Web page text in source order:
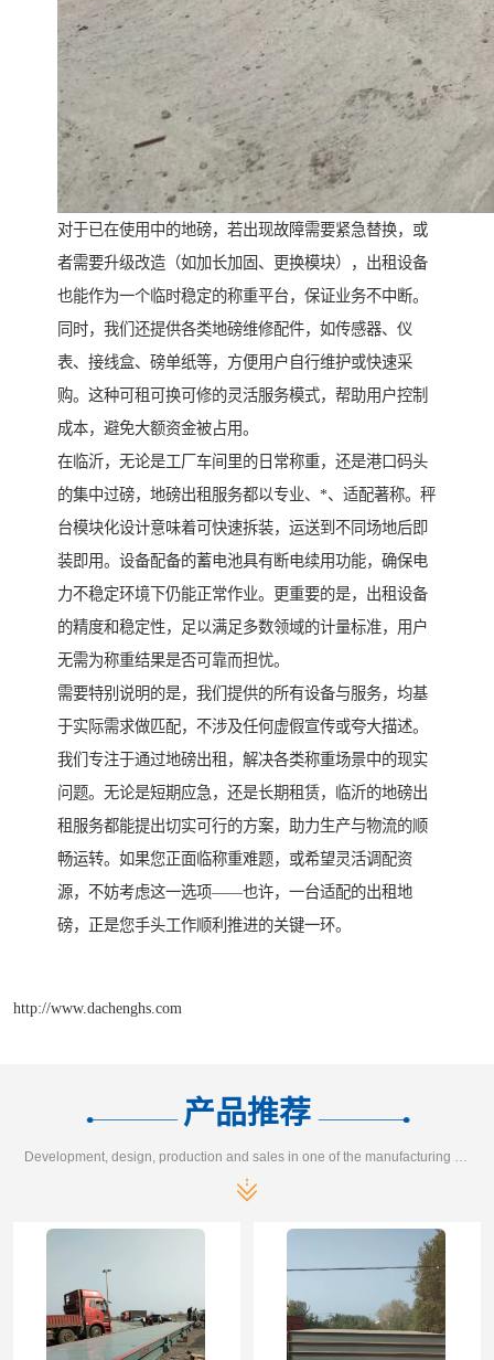
对于已在使用中的地磅，若出现故障需要紧急替换，或
者需要升级改造（如加长加固、更换模块），出租设备
也能作为一个临时稳定的称重平台，保证业务不中断。
同时，我们还提供各类地磅维修配件，如传感器、仪
表、接线盒、磅单纸等，方便用户自行维护或快速采
购。这种可租可换可修的灵活服务模式，帮助用户控制
成本，避免大额资金被占用。
在临沂，无论是工厂车间里的日常称重，还是港口码头
的集中过磅，地磅出租服务都以专业、*、适配著称。秤
台模块化设计意味着可快速拆装，运送到不同场地后即
装即用。设备配备的蓄电池具有断电续用功能，确保电
力不稳定环境下仍能正常作业。更重要的是，出租设备
的精度和稳定性，足以满足多数领域的计量标准，用户
无需为称重结果是否可靠而担忧。
需要特别说明的是，我们提供的所有设备与服务，均基
于实际需求做匹配，不涉及任何虚假宣传或夸大描述。
我们专注于通过地磅出租，解决各类称重场景中的现实
问题。无论是短期应急，还是长期租赁，临沂的地磅出
租服务都能提出切实可行的方案，助力生产与物流的顺
畅运转。如果您正面临称重难题，或希望灵活调配资
源，不妨考虑这一选项——也许，一台适配的出租地
磅，正是您手头工作顺利推进的关键一环。
http://www.dachenghs.com
产品推荐